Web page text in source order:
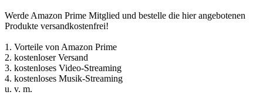
Werde Amazon Prime Mitglied und bestelle die hier angebotenen
Produkte versandkostenfrei!
1. Vorteile von Amazon Prime
2. kostenloser Versand
3. kostenloses Video-Streaming
4. kostenloses Musik-Streaming
u. v. m.